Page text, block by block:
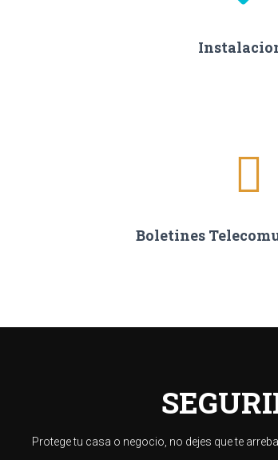
Boletines
Protege tu casa o negocio, no dejes que te